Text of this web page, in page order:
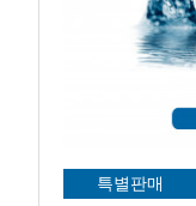
특별판매